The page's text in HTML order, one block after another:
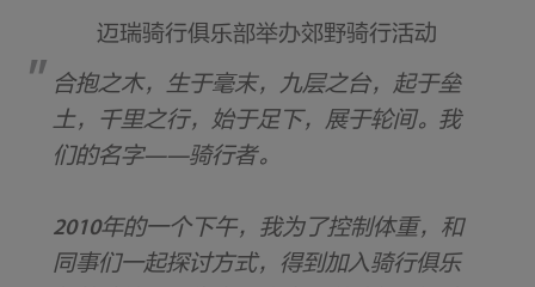
迈瑞骑行俱乐部举办郊野骑行活动
合抱之木，生于毫末，九层之台，起于垒
土，千里之行，始于足下，展于轮间。我
们的名字——骑行者。
2010年的一个下午，我为了控制体重，和
同事们一起探讨方式，得到加入骑行俱乐